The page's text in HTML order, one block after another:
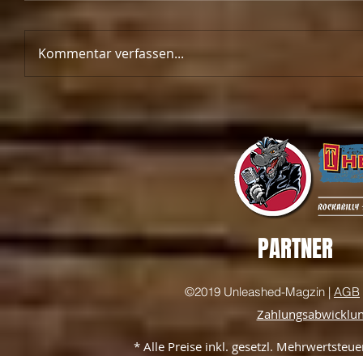
Kommentar verfassen...
PARTNER
©2019 Unleashed-Magzin | AGB
* Alle Preise inkl. gesetzl.